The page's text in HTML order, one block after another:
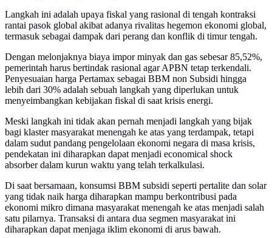
Langkah ini adalah upaya fiskal yang rasional di tengah kontraksi
rantai pasok global akibat adanya rivalitas hegemon ekonomi global,
termasuk sebagai dampak dari perang dan konflik di timur tengah.
Dengan melonjaknya biaya impor minyak dan gas sebesar 85,52%,
pemerintah harus bertindak rasional agar APBN tetap terkendali.
Penyesuaian harga Pertamax sebagai BBM non Subsidi hingga
lebih dari 30% adalah sebuah langkah yang diperlukan untuk
menyeimbangkan kebijakan fiskal di saat krisis energi.
Meski langkah ini tidak akan pernah menjadi langkah yang bijak
bagi klaster masyarakat menengah ke atas yang terdampak, tetapi
dalam sudut pandang pengelolaan ekonomi negara di masa krisis,
pendekatan ini diharapkan dapat menjadi economical shock
absorber dalam kurun waktu yang telah terkalkulasi.
Di saat bersamaan, konsumsi BBM subsidi seperti pertalite dan solar
yang tidak naik harga diharapkan mampu berkontribusi pada
ekonomi mikro dimana masyarakat menengah ke atas menjadi salah
satu pilarnya. Transaksi di antara dua segmen masyarakat ini
diharapkan dapat menjaga iklim ekonomi di arus bawah.